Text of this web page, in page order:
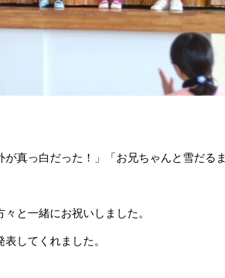
真っ白だった！」「お兄ちゃんと雪だるま
と一緒にお祝いしました。
してくれました。